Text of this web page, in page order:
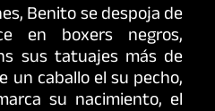
Benito se despoja de
en boxers negros,
sus tatuajes más de
un caballo el su pecho,
su nacimiento, el